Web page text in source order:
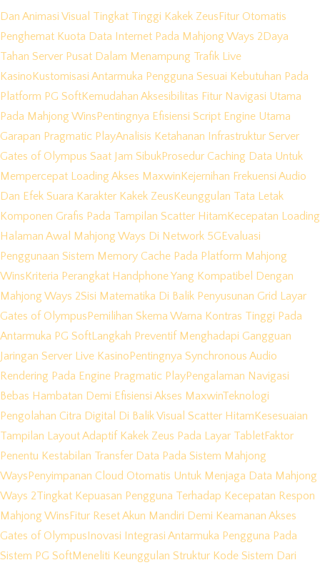
Dan Animasi Visual Tingkat Tinggi Kakek Zeus Fitur Otomatis
Penghemat Kuota Data Internet Pada Mahjong Ways 2 Daya
Tahan Server Pusat Dalam Menampung Trafik Live
Kasino Kustomisasi Antarmuka Pengguna Sesuai Kebutuhan Pada
Platform PG SoftKemudahan Aksesibilitas Fitur Navigasi Utama
Pada Mahjong Wins Pentingnya Efisiensi Script Engine Utama
Garapan Pragmatic PlayAnalisis Ketahanan Infrastruktur Server
Gates of Olympus Saat Jam SibukProsedur Caching Data Untuk
Mempercepat Loading Akses Maxwin Kejernihan Frekuensi Audio
Dan Efek Suara Karakter Kakek Zeus Keunggulan Tata Letak
Komponen Grafis Pada Tampilan Scatter Hitam Kecepatan Loading
Halaman Awal Mahjong Ways Di Network 5G Evaluasi
Penggunaan Sistem Memory Cache Pada Platform Mahjong
Wins Kriteria Perangkat Handphone Yang Kompatibel Dengan
Mahjong Ways 2Sisi Matematika Di Balik Penyusunan Grid Layar
Gates of Olympus Pemilihan Skema Warna Kontras Tinggi Pada
Antarmuka PG SoftLangkah Preventif Menghadapi Gangguan
Jaringan Server Live Kasino Pentingnya Synchronous Audio
Rendering Pada Engine Pragmatic PlayPengalaman Navigasi
Bebas Hambatan Demi Efisiensi Akses MaxwinTeknologi
Pengolahan Citra Digital Di Balik Visual Scatter Hitam Kesesuaian
Tampilan Layout Adaptif Kakek Zeus Pada Layar TabletFaktor
Penentu Kestabilan Transfer Data Pada Sistem Mahjong
Ways Penyimpanan Cloud Otomatis Untuk Menjaga Data Mahjong
Ways 2Tingkat Kepuasan Pengguna Terhadap Kecepatan Respon
Mahjong Wins Fitur Reset Akun Mandiri Demi Keamanan Akses
Gates of Olympus Inovasi Integrasi Antarmuka Pengguna Pada
Sistem PG SoftMeneliti Keunggulan Struktur Kode Sistem Dari